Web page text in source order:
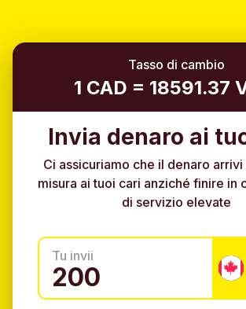
Tasso di cambio
1 CAD = 18591.37
Invia denaro ai
Ci assicuriamo che il denaro
misura ai tuoi cari anziché finire in
di servizio elevate
Tu invii